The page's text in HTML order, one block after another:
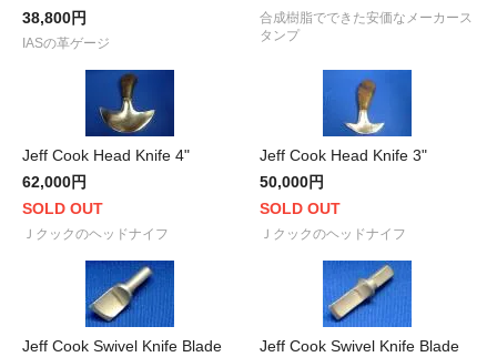
38,800円
IASの革ゲージ
合成樹脂でできた安価なメーカース
タンプ
Jeff Cook Head Knife 4"
62,000円
SOLD OUT
Ｊクックのヘッドナイフ
Jeff Cook Head Knife 3"
50,000円
SOLD OUT
Ｊクックのヘッドナイフ
Jeff Cook Swivel Knife Blade
Jeff Cook Swivel Knife Blade